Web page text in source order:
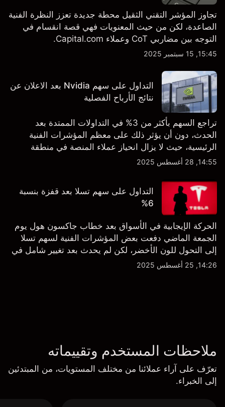
تجاوز المؤشر التقني الثقيل محطة جديدة تعزز النظرة الفنية
الصاعدة، لكن من حيث المعنويات فهي قصة انقسام في
التوجه بين مضاربي CoT وعملاء Capital.com.
15:45, 15 سبتمبر 2025
التداول على سهم Nvidia بعد الاعلان عن
نتائج الأرباح الفصلية
تراجع السهم بأكثر من 3% في التداولات الممتدة بعد
الحدث، دون أن يؤثر ذلك على معظم المؤشرات الفنية
الرئيسية، حيث لا يزال انحياز عملاء المنصة في منطقة
الشراء المفرط.
14:55, 28 أغسطس 2025
التداول على سهم تسلا بعد قفزة بنسبة
6%
الحركة الإيجابية في الأسواق بعد خطاب جاكسون هول يوم
الجمعة الماضي دفعت بعض المؤشرات الفنية لسهم تسلا
إلى التحول للون الأخضر، لكن لم يحدث بعد تغيير شامل في
النظرة الفنية سواء على الإطار اليومي أو الأسبوعي.
14:26, 25 أغسطس 2025
ملاحظات المستخدم وتقييماته
تعرّف على آراء عملائنا من مختلف المستويات، من المبتدئين
إلى الخبراء.